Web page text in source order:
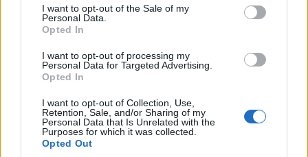
I want to opt-out of the Sale of my
Personal Data.
Opted In
I want to opt-out of processing my
Personal Data for Targeted Advertising.
Opted In
I want to opt-out of Collection, Use,
Retention, Sale, and/or Sharing of my
Personal Data that Is Unrelated with the
Purposes for which it was collected.
Opted Out
AKTUALITĀTES
Ar mājokļu kompensācijām Rīga vilinās jaunos pedagogus:
atvieglojumi ievērojami